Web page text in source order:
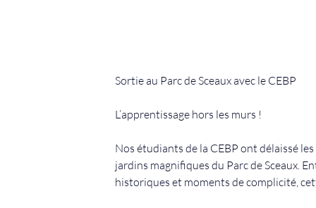
Sortie au Parc de Sceaux avec le CEBP
L’apprentissage hors les murs !
Nos étudiants de la CEBP ont délaissé
jardins magnifiques du Parc de Sceaux.
historiques et moments de complicité,